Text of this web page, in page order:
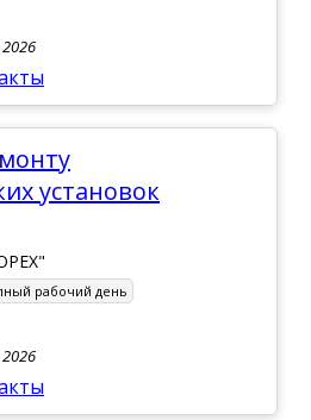
установок
рабочий день